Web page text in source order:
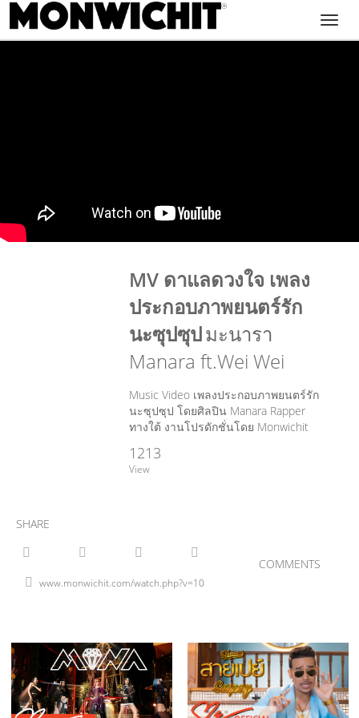
MV ดาแลดวงใจ เพลง
ประกอบภาพยนตร์รัก
นะซุปซุปมะนารา
Manara ft.​Wei Wei
Music Video เพลงประกอบภาพยนตร์รัก
นะซุปซุป โดยศิลปิน Manara Rapper
ทางใต้ งานโปรดักชั่นโดย Monwichit
1213
View
SHARE
COMMENTS